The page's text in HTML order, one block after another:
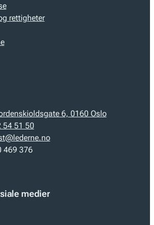
rettigheter
6, 0160 Oslo
54 51 50
469 376
medier